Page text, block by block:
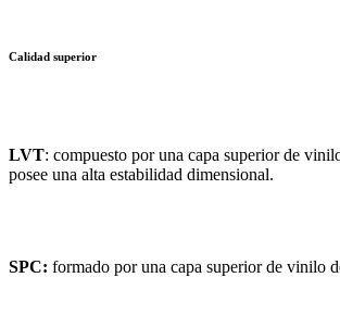
Calidad superior
LVT: compuesto por una capa superior de
posee una alta estabilidad dimensional.
SPC: formado por una capa superior de vinilo